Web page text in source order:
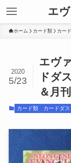
エ
ホーム カード類 カー
エヴ
ドダ
＆月
2020
5/23
カード類 カードダ